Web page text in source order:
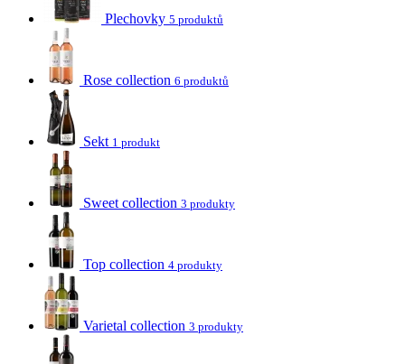
Plechovky 5 produktů
Rose collection 6 produktů
Sekt 1 produkt
Sweet collection 3 produkty
Top collection 4 produkty
Varietal collection 3 produkty